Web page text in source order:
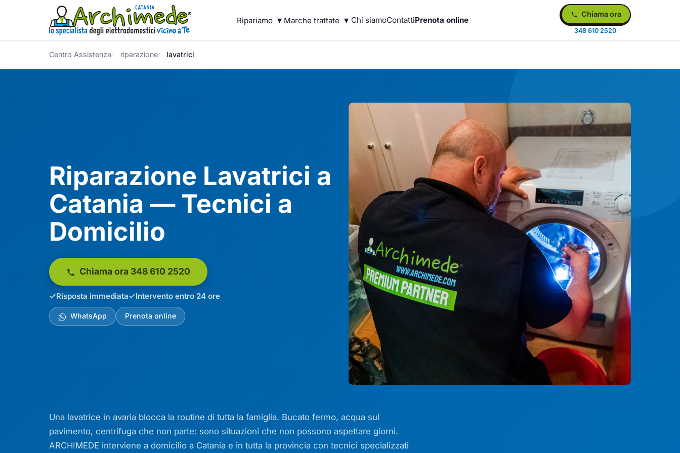
Ripariamo ▾ Marche trattate ▾ Chi siamoContattiPrenota online
Chiama ora
348 610 2520
Centro Assistenza riparazione lavatrici
Riparazione Lavatrici a
Catania — Tecnici a
Domicilio
Chiama ora 348 610 2520
Risposta immediata Intervento entro 24 ore
WhatsApp Prenota online
Una lavatrice in avaria blocca la routine di tutta la famiglia. Bucato fermo, acqua sul
pavimento, centrifuga che non parte: sono situazioni che non possono aspettare giorni.
ARCHIMEDE interviene a domicilio a Catania e in tutta la provincia con tecnici specializzati